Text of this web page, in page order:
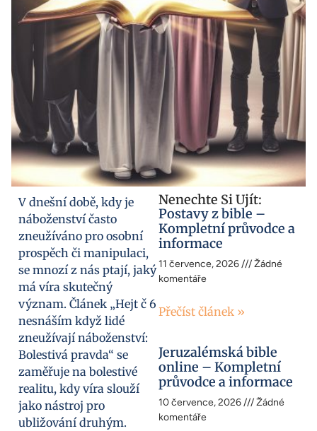
V dnešní době, kdy je
náboženství často
zneužíváno pro osobní
prospěch či manipulaci,
se mnozí z nás ptají, jaký
má víra skutečný
význam. Článek „Hejt č 6
nesnáším když lidé
zneužívají náboženství:
Bolestivá pravda“ se
zaměřuje na bolestivé
realitu, kdy víra slouží
jako nástroj pro
ubližování druhým.
Nenechte Si Ujít:
Postavy z bible –
Kompletní průvodce a
informace
11 července, 2026
Žádné
komentáře
Přečíst článek »
Jeruzalémská bible
online – Kompletní
průvodce a informace
10 července, 2026
Žádné
komentáře